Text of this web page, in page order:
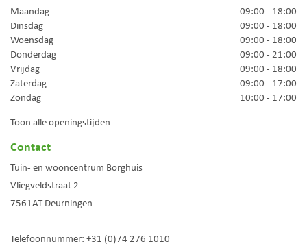
Maandag
09:00 - 18:00
Dinsdag
09:00 - 18:00
Woensdag
09:00 - 18:00
Donderdag
09:00 - 21:00
Vrijdag
09:00 - 18:00
Zaterdag
09:00 - 17:00
Zondag
10:00 - 17:00
Toon alle openingstijden
Contact
Tuin- en wooncentrum Borghuis
Vliegveldstraat 2
7561AT Deurningen
Telefoonnummer: +31 (0)74 276 1010